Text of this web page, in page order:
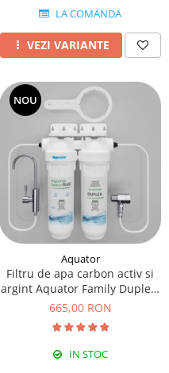
LA COMANDA
VEZI VARIANTE
NOU
Aquator
Filtru de apa carbon activ si
argint Aquator Family Duplex-
5000-8000 lt
665,00 RON
IN STOC